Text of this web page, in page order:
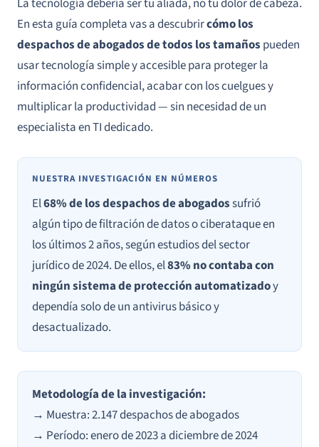
En esta guía completa vas a descubrircómo los
despachos de abogados de todos los tamaños pueden
usar tecnología simple y accesible para proteger la
información confidencial, acabar con los cuelgues y
multiplicar la productividad — sin necesidad de un
especialista en TI dedicado.
NUESTRA INVESTIGACIÓN EN NÚMEROS
El68% de los despachos de abogadossufrió
algún tipo de filtración de datos o ciberataque en
los últimos 2 años, según estudios del sector
jurídico de 2024. De ellos, el83% no contaba con
ningún sistema de protección automatizadoy
dependía solo de un antivirus básico y
desactualizado.
Metodología de la investigación:
→ Muestra: 2.147 despachos de abogados
→ Período: enero de 2023 a diciembre de 2024